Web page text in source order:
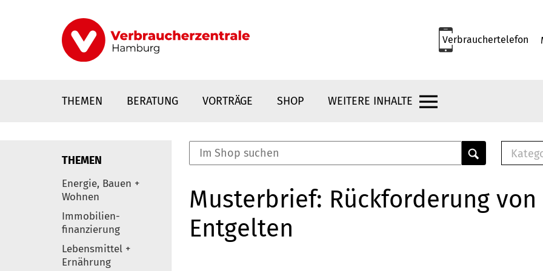
Verbrauchertelefon
THEMEN BERATUNG VORTRÄGE SHOP WEITERE INHALTE
Elemente
THEMEN
Energie, Bauen +
Wohnen
Immobilien-
finanzierung
Lebensmittel +
Ernährung
Musterbrief: Rückforderung von
Entgelten